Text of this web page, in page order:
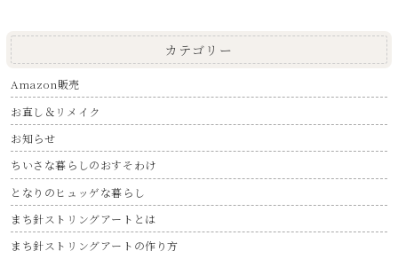
カテゴリー
Amazon販売
お直し＆リメイク
お知らせ
ちいさな暮らしのおすそわけ
となりのヒュッゲな暮らし
まち針ストリングアートとは
まち針ストリングアートの作り方